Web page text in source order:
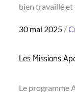
bien travaillé et
Posted
30 mai 2025
Les Missions
Le programme